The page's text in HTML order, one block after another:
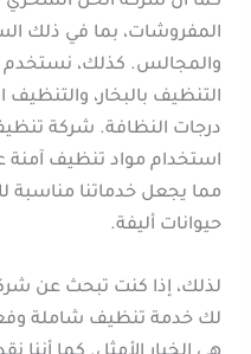
المفروشات، بما في ذلك
والمجالس. كذلك، نستخدم
التنظيف بالبخار،
درجات النظافة. شركة
استخدام مواد تنظيف آمنة
مما يجعل خدماتنا مناسبة
حيوانات أليفة.
لذلك، إذا كنت تبحث عن
لك خدمة تنظيف شاملة